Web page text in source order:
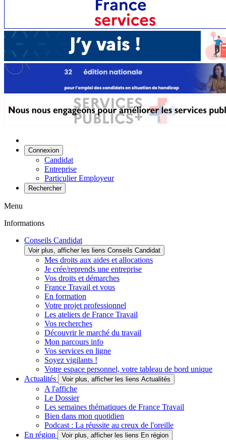
Connexion
Candidat
Entreprise
Particulier Employeur
Rechercher
Menu
Informations
Conseils Candidat
Voir plus, afficher les liens Conseils Candidat
Mes droits aux aides et allocations
Je crée/reprends une entreprise
Vos droits et démarches
France Travail et vous
En formation
Votre projet professionnel
Les ateliers de France Travail
Vos recherches
Découvrir le marché du travail
Mon parcours info
Vos services en ligne
Soyez vigilants !
Votre espace personnel, votre tableau de bord unique
Actualités
Voir plus, afficher les liens Actualités
A l'affiche
Le Dossier
Les semaines thématiques de France Travail
Bien dans mon quotidien
Podcast : La réussite au creux de l'oreille
En région
Voir plus, afficher les liens En région